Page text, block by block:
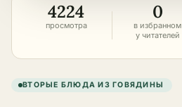
4224
просмотра
0
в избранном
у читателей
ВТОРЫЕ БЛЮДА ИЗ ГОВЯДИНЫ